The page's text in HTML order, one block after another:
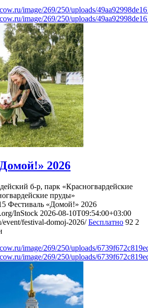
image/269/250/uploads/
image/269/250/uploads/
2026
б-р, парк «Красногвардейские
пруды»
Фестиваль «Домой!» 2026
InStock 2026-08-10T09:54:00+03:00
event/festival-domoj-2026/ Бесплатно 92 2
image/269/250/uploads/
image/269/250/uploads/